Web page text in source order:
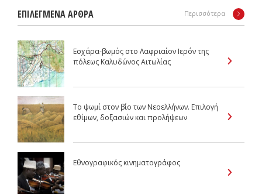
ΕΠΙΛΕΓΜΕΝΑ ΑΡΘΡΑ Περισσότερα
Εσχάρα-βωμός στο Λαφριαίον Ιερόν της
πόλεως Καλυδώνος Αιτωλίας
Tο ψωμί στον βίο των Nεοελλήνων. Επιλογή
εθίμων, δοξασιών και προλήψεων
Εθνογραφικός κινηματογράφος